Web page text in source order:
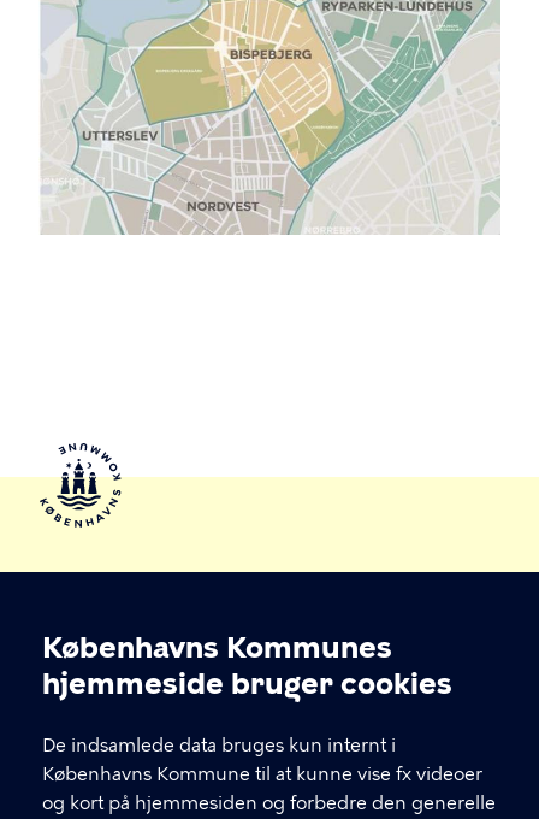
Cookieindstillinger
Københavns Kommunes
hjemmeside bruger cookies
De indsamlede data bruges kun internt i
Københavns Kommune til at kunne vise fx videoer
og kort på hjemmesiden og forbedre den generelle
Bispebjerg Lokaludvalg